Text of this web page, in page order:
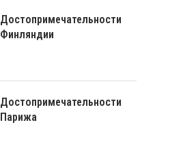
Достопримечательности
Финляндии
Достопримечательности
Парижа